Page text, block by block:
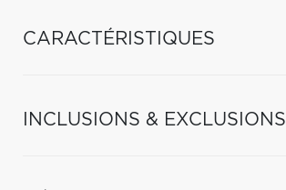
CARACTÉRISTIQUES
INCLUSIONS & EXCLUSIONS